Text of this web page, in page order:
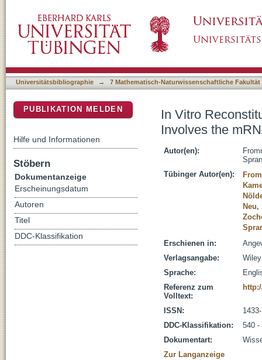
Machinery
Universitätsbibliographie → 7 Mathematisch-Naturwissenschaftliche Fakultät
In Vitro
Involves the
Autor(en):
Tübinger Autor(en):
Erschienen in:
Verlagsangabe:
Sprache:
Referenz zum
Volltext:
ISSN:
DDC-Klassifikation:
540 -
Dokumentart:
Zur Langanzeige
PUBLIKATION MELDEN
Hilfe und Informationen
Stöbern
Dokumentanzeige
Erscheinungsdatum
Autoren
Titel
DDC-Klassifikation